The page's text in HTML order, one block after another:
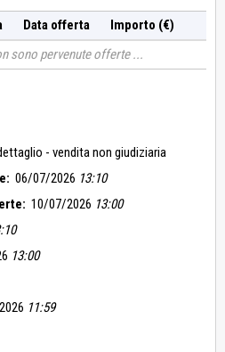
Data offerta
Importo (€)
sono pervenute offerte
- vendita non giudiziaria
06/07/2026 13:10
10/07/2026 13:00
13:00
11:59